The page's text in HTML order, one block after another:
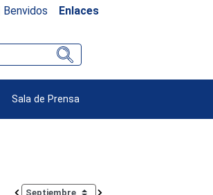
Benvidos Enlaces
Sala de Prensa
Calendar io de actividades. Doce Legislatura